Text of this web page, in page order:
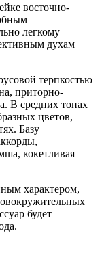
восточно-
легкому
духам
терпкостью
приторно-
В средних тонах
цветов,
Базу
кокетливая
характером,
будет